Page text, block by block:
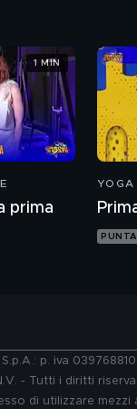
prima
1 MIN
YOGA
p. iva
- Tutti i diritti
di utilizzare mezzi